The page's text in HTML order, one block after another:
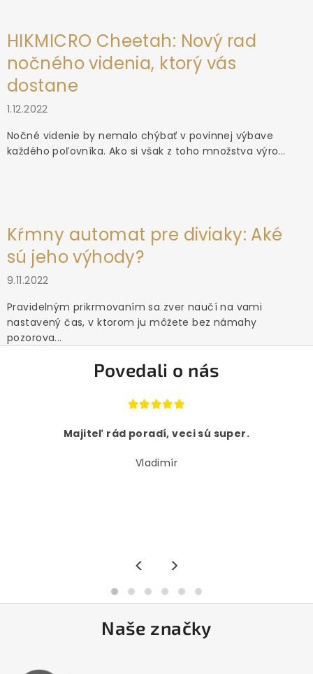
HIKMICRO Cheetah: Nový rad
nočného videnia, ktorý vás
dostane
1.12.2022
Nočné videnie by nemalo chýbať v povinnej výbave
každého poľovníka. Ako si však z toho množstva výro...
Kŕmny automat pre diviaky: Aké
sú jeho výhody?
9.11.2022
Pravidelným prikrmovaním sa zver naučí na vami
nastavený čas, v ktorom ju môžete bez námahy
pozorova...
Povedali o nás
Majiteľ rád poradí, veci sú super.
Vladimír
< >
Naše značky